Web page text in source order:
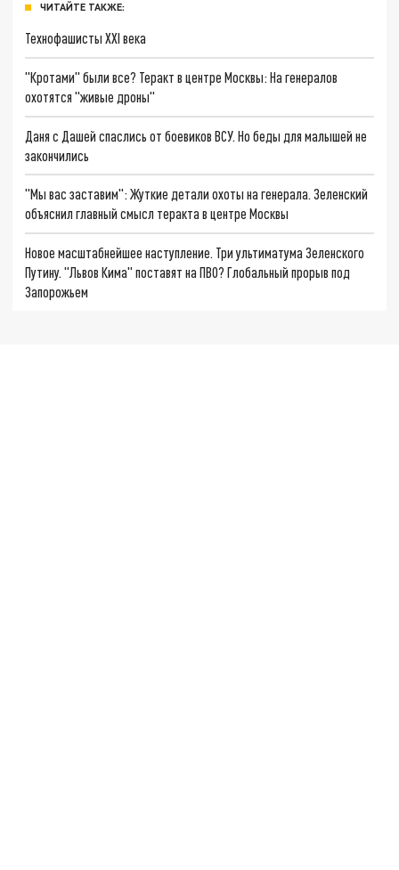
ЧИТАЙТЕ ТАКЖЕ:
Технофашисты XXI века
"Кротами" были все? Теракт в центре Москвы: На генералов
охотятся "живые дроны"
Даня с Дашей спаслись от боевиков ВСУ. Но беды для малышей не
закончились
"Мы вас заставим": Жуткие детали охоты на генерала. Зеленский
объяснил главный смысл теракта в центре Москвы
Новое масштабнейшее наступление. Три ультиматума Зеленского
Путину. "Львов Кима" поставят на ПВО? Глобальный прорыв под
Запорожьем